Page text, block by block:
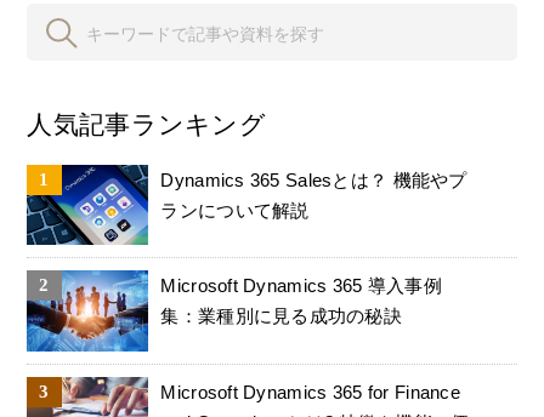
人気記事ランキング
Dynamics 365 Salesとは？ 機能やプ
ランについて解説
Microsoft Dynamics 365 導入事例
集：業種別に見る成功の秘訣
Microsoft Dynamics 365 for Finance